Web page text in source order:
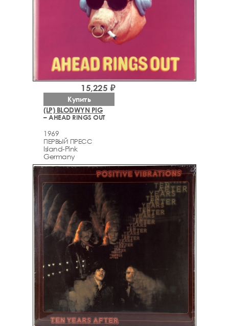
(LP) BLODWYN PIG
– AHEAD RINGS OUT
1969
ПЕРВЫЙ ПРЕСС
Island-Pink
Germany
15,225 ₽
Купить